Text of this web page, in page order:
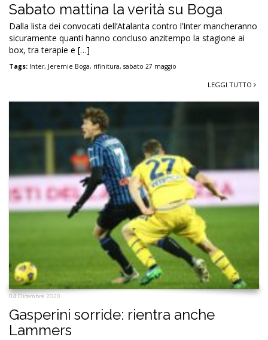
Sabato mattina la verità su Boga
Dalla lista dei convocati dell’Atalanta contro l’Inter mancheranno
sicuramente quanti hanno concluso anzitempo la stagione ai
box, tra terapie e […]
Tags: Inter, Jeremie Boga, rifinitura, sabato 27 maggio
LEGGI TUTTO
04 Dicembre 2020
Gasperini sorride: rientra anche
Lammers